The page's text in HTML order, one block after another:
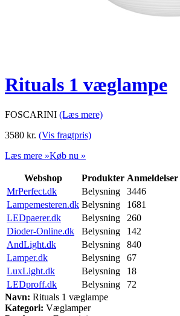
Rituals 1 væglampe
FOSCARINI (Læs mere)
3580 kr. (Vis fragtpris)
Læs mere »Køb nu »
Webshop Produkter Anmeldelser
MrPerfect.dk
Belysning 3446
Lampemesteren.dk Belysning 1681
LEDpaerer.dk
Belysning 260
Dioder-Online.dk
Belysning 142
AndLight.dk
Belysning 840
Lamper.dk
Belysning 67
LuxLight.dk
Belysning 18
LEDproff.dk
Belysning 72
Navn: Rituals 1 væglampe
Kategori: Væglamper